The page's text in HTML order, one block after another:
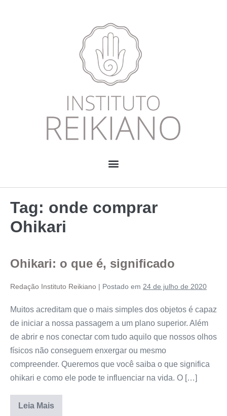
Tag: onde comprar
Ohikari
Ohikari: o que é, significado
Redação Instituto Reikiano | Postado em 24 de julho de 2020
Muitos acreditam que o mais simples dos objetos é capaz
de iniciar a nossa passagem a um plano superior. Além
de abrir e nos conectar com tudo aquilo que nossos olhos
físicos não conseguem enxergar ou mesmo
compreender. Queremos que você saiba o que significa
ohikari e como ele pode te influenciar na vida. O […]
Leia Mais